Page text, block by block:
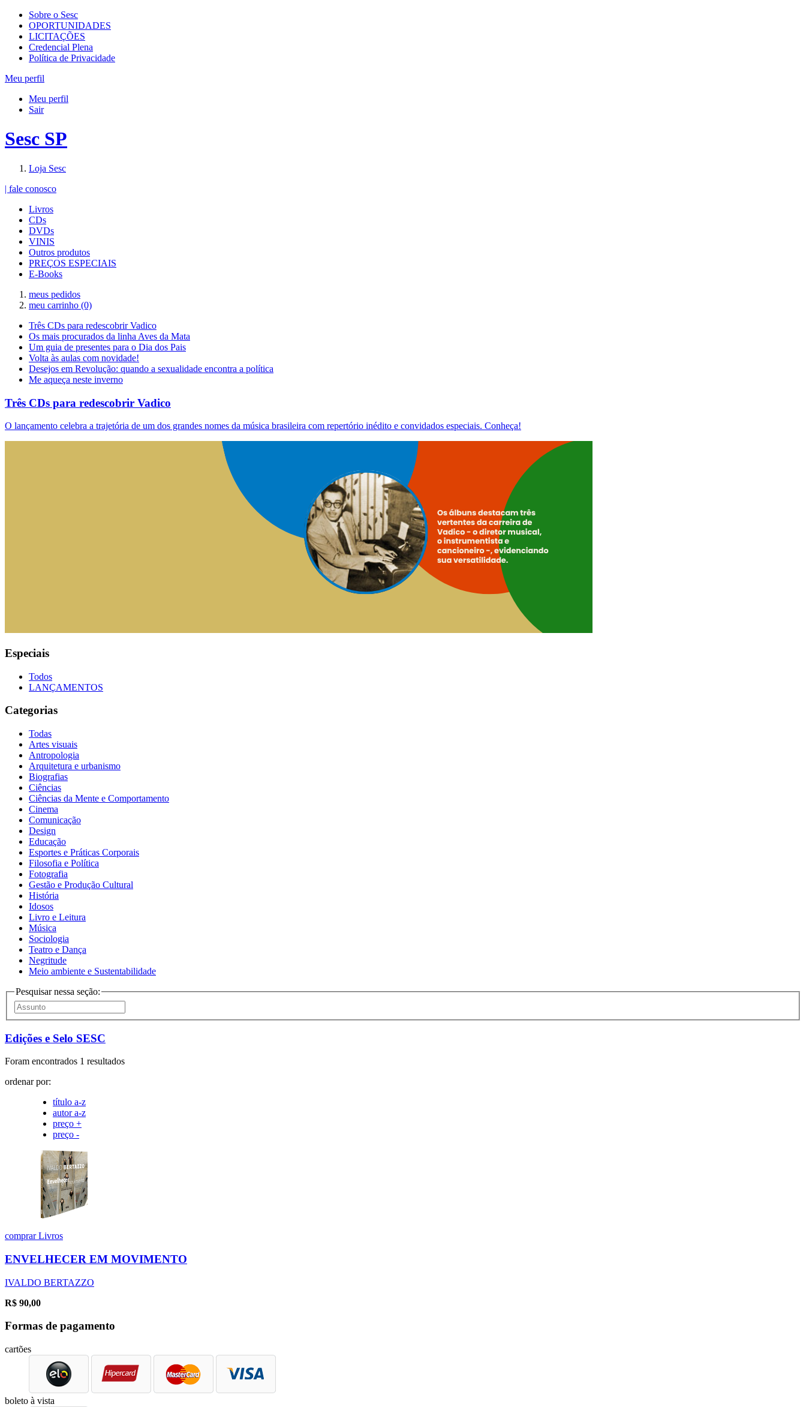
Sobre o Sesc
OPORTUNIDADES
LICITAÇÕES
Credencial Plena
Política de Privacidade
Meu perfil
Meu perfil
Sair
Sesc SP
Loja Sesc
| fale conosco
Livros
CDs
DVDs
VINIS
Outros produtos
PREÇOS ESPECIAIS
E-Books
meus pedidos
meu carrinho (0)
Três CDs para redescobrir Vadico
Os mais procurados da linha Aves da Mata
Um guia de presentes para o Dia dos Pais
Volta às aulas com novidade!
Desejos em Revolução: quando a sexualidade encontra a política
Me aqueça neste inverno
Três CDs para redescobrir Vadico
O lançamento celebra a trajetória de um dos grandes nomes da música brasileira com repertório inédito e convidados especiais. Conheça!
Especiais
Todos
LANÇAMENTOS
Categorias
Todas
Artes visuais
Antropologia
Arquitetura e urbanismo
Biografias
Ciências
Ciências da Mente e Comportamento
Cinema
Comunicação
Design
Educação
Esportes e Práticas Corporais
Filosofia e Política
Fotografia
Gestão e Produção Cultural
História
Idosos
Livro e Leitura
Música
Sociologia
Teatro e Dança
Negritude
Meio ambiente e Sustentabilidade
Pesquisar nessa seção:
Edições e Selo SESC
Foram encontrados 1 resultados
ordenar por:
título a-z
autor a-z
preço +
preço -
comprarLivros
ENVELHECER EM MOVIMENTO
IVALDO BERTAZZO
R$ 90,00
Formas de pagamento
cartões
boleto à vista